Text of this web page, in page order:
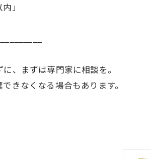
」
、まずは専門家に相談を。
きなくなる場合もあります。